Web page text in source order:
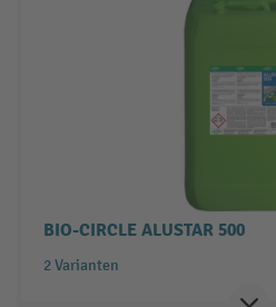
BIO-CIRCLE ALUSTAR 500
2 Varianten